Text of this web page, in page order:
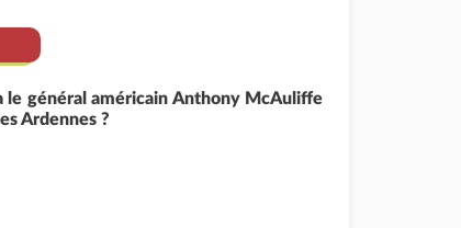
le général américain Anthony McAuliffe
Ardennes ?